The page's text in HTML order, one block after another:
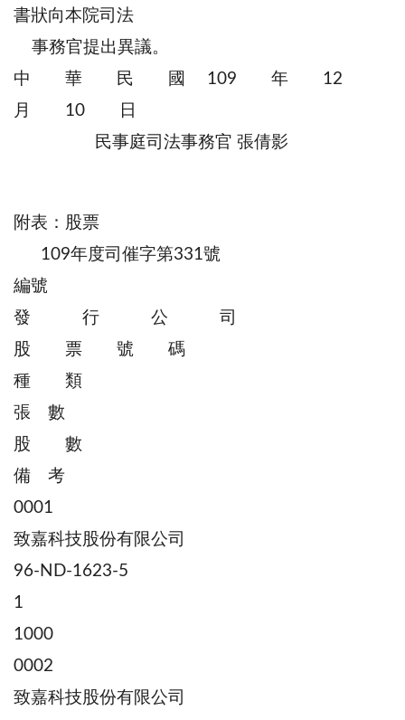
書狀向本院司法
事務官提出異議。
中 華 民 國 109 年 12
月 10 日
民事庭司法事務官 張倩影
附表：股票
109年度司催字第331號
編號
發 行 公 司
股 票 號 碼
種 類
張 數
股 數
備 考
0001
致嘉科技股份有限公司
96-ND-1623-5
1
1000
0002
致嘉科技股份有限公司